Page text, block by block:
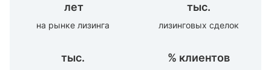
лет
на рынке лизинга
тыс.
лизинговых сделок
тыс. % клиентов